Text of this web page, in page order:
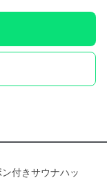
付きサウナハッ